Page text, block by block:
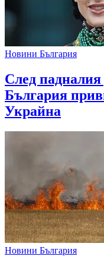
Новини България
След
България
Украйна
Новини България